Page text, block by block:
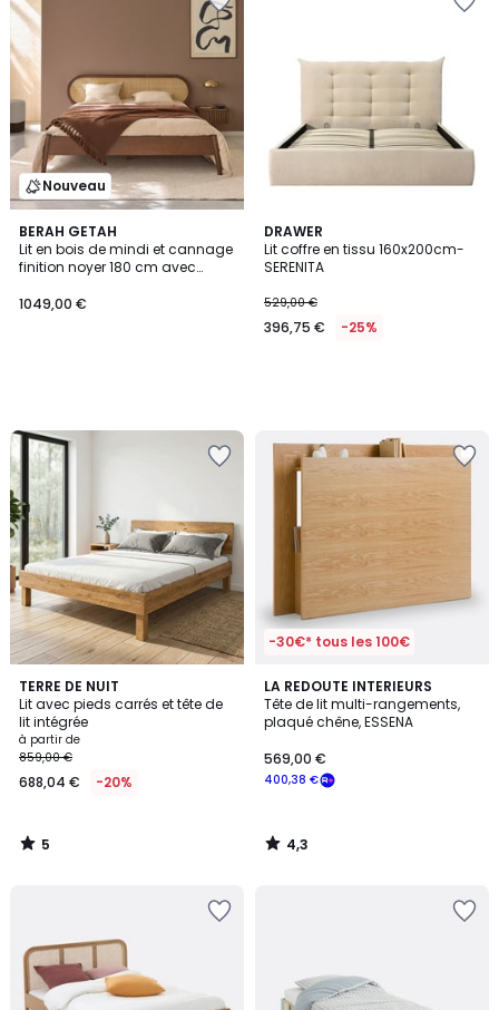
Nouveau
BERAH GETAH
Lit en bois de mindi et cannage
finition noyer 180 cm avec
1049,00 €
DRAWER
Lit coffre en tissu 160x200cm-
SERENITA
529,00 €
396,75 € -25%
TERRE DE NUIT
Lit avec pieds carrés et tête de
lit intégrée
à partir de
859,00 €
688,04 € -20%
5
/
5
5
/
-30€* tous les 100€
LA REDOUTE INTERIEURS
Tête de lit multi-rangements,
plaqué chêne, ESSENA
400,38 €
569,00 €
4,3
/ 5
4,3
/